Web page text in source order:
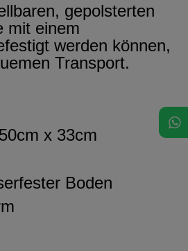
gepolsterten
mit einem
werden können,
Transport.
x 33cm
Boden